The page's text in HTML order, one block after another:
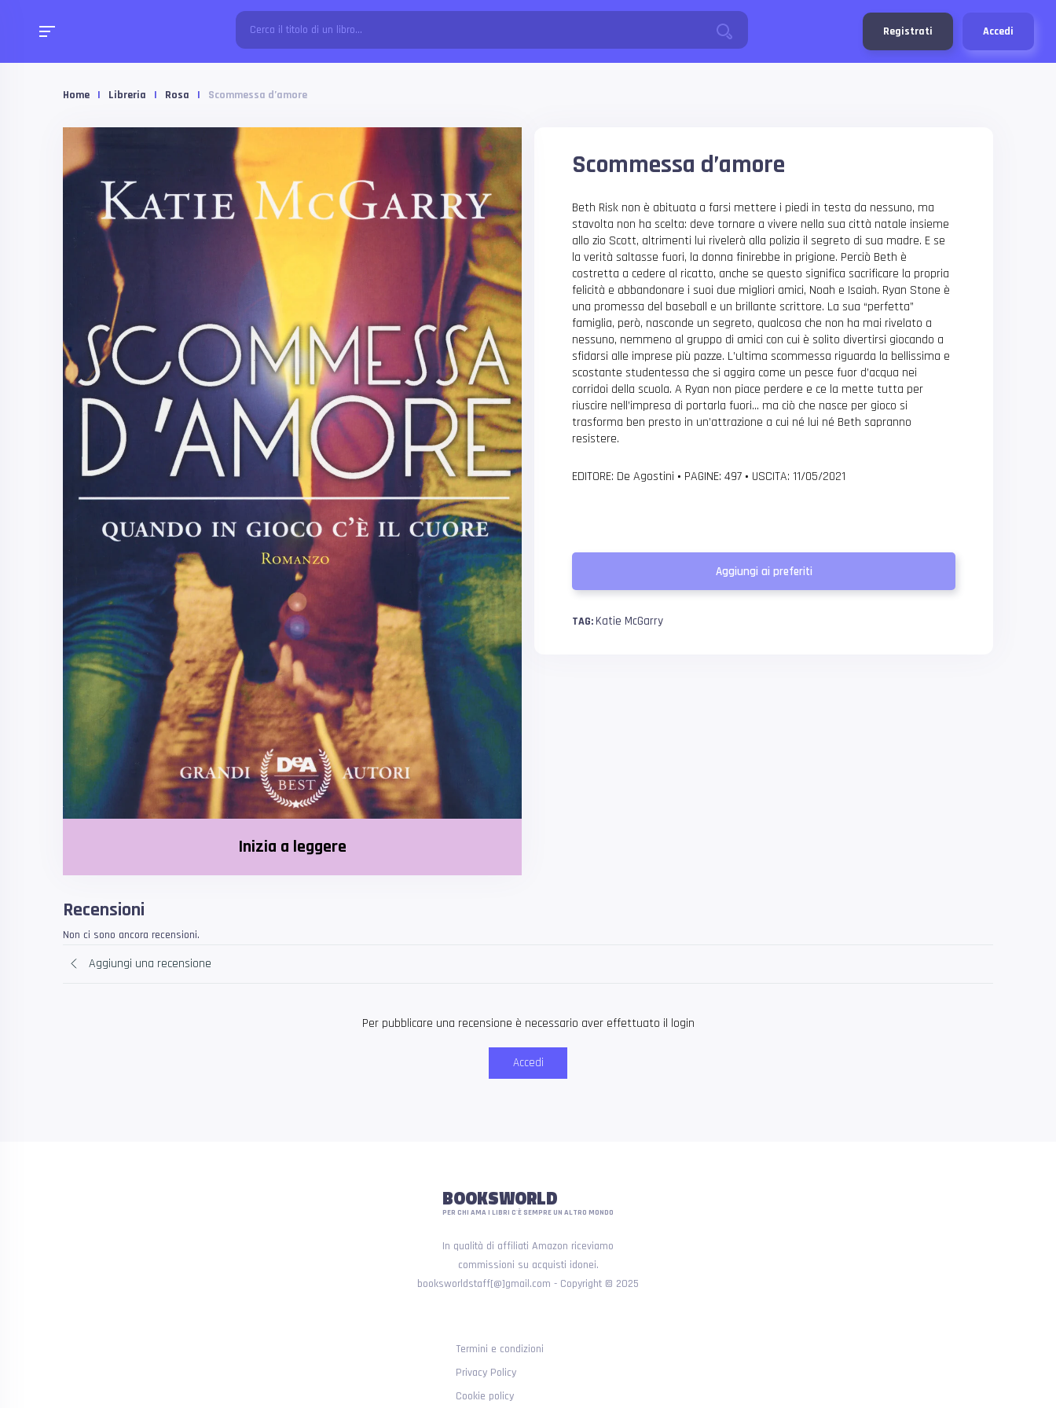
Registrati Accedi
Home | Libreria | Rosa | Scommessa d’amore
Inizia a leggere
Scommessa d’amore
Beth Risk non è abituata a farsi mettere i piedi in testa da nessuno, ma
stavolta non ha scelta: deve tornare a vivere nella sua città natale insieme
allo zio Scott, altrimenti lui rivelerà alla polizia il segreto di sua madre. E se
la verità saltasse fuori, la donna finirebbe in prigione. Perciò Beth è
costretta a cedere al ricatto, anche se questo significa sacrificare la propria
felicità e abbandonare i suoi due migliori amici, Noah e Isaiah. Ryan Stone è
una promessa del baseball e un brillante scrittore. La sua “perfetta”
famiglia, però, nasconde un segreto, qualcosa che non ha mai rivelato a
nessuno, nemmeno al gruppo di amici con cui è solito divertirsi giocando a
sfidarsi alle imprese più pazze. L’ultima scommessa riguarda la bellissima e
scostante studentessa che si aggira come un pesce fuor d’acqua nei
corridoi della scuola. A Ryan non piace perdere e ce la mette tutta per
riuscire nell’impresa di portarla fuori… ma ciò che nasce per gioco si
trasforma ben presto in un’attrazione a cui né lui né Beth sapranno
resistere.
EDITORE: De Agostini • PAGINE: 497 • USCITA: 11/05/2021
Aggiungi ai preferiti
TAG:Katie McGarry
Recensioni
Non ci sono ancora recensioni.
Aggiungi una recensione
Per pubblicare una recensione è necessario aver effettuato il login
Accedi
BOOKSWORLD
PER CHI AMA I LIBRI C'È SEMPRE UN ALTRO MONDO
In qualità di affiliati Amazon riceviamo
commissioni su acquisti idonei.
booksworldstaff[@]gmail.com - Copyright © 2025
Termini e condizioni
Privacy Policy
Cookie policy